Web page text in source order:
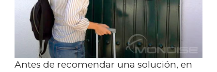
Antes de recomendar una solución, en